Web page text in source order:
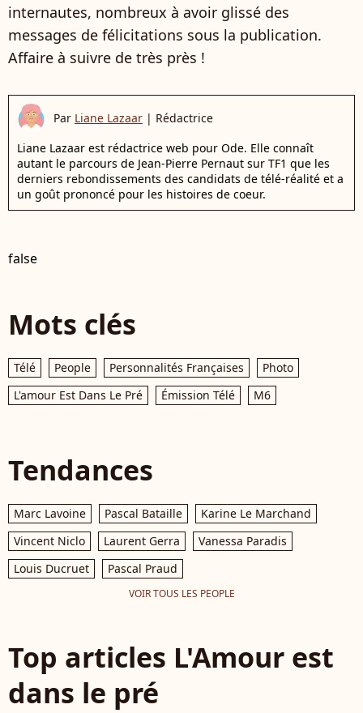
internautes, nombreux à avoir glissé des
messages de félicitations sous la publication.
Affaire à suivre de très près !
Par Liane Lazaar | Rédactrice
Liane Lazaar est rédactrice web pour Ode. Elle connaît
autant le parcours de Jean-Pierre Pernaut sur TF1 que les
derniers rebondissements des candidats de télé-réalité et a
un goût prononcé pour les histoires de coeur.
false
Mots clés
Télé People Personnalités Françaises
Photo
L'amour Est Dans Le Pré
Émission Télé M6
Tendances
Marc Lavoine Pascal Bataille
Karine Le Marchand
Vincent Niclo
Laurent Gerra
Vanessa Paradis
Louis Ducruet
Pascal Praud
VOIR TOUS LES PEOPLE
Top articles L'Amour est
dans le pré